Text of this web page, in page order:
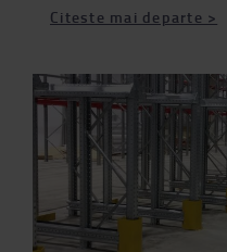
Citeste mai departe >